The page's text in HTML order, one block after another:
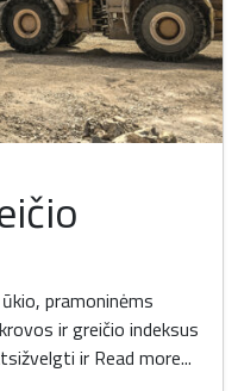
pramoninėms
ir greičio indeksus
ir Read more...